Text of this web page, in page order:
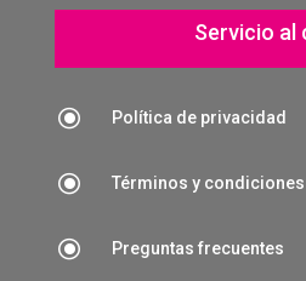
Servicio al
\ Política de privacidad
\ Términos y condiciones
\ Preguntas frecuentes